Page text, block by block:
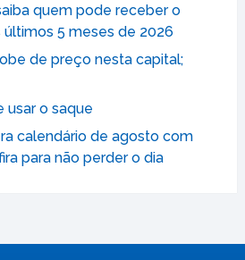
quem pode receber o
últimos 5 meses de 2026
de preço nesta capital;
usar o saque
calendário de agosto com
para não perder o dia